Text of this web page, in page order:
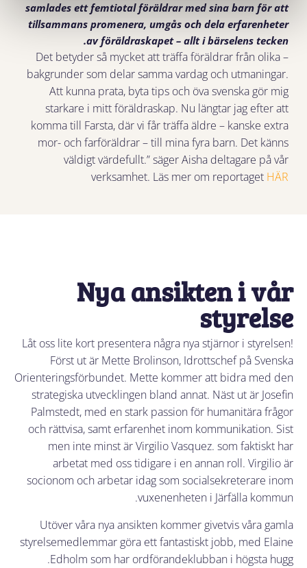
samlades ett femtiotal föräldrar med sina barn för att
tillsammans promenera, umgås och dela erfarenheter
av föräldraskapet – allt i bärselens tecken.
– Det betyder så mycket att träffa föräldrar från olika
bakgrunder som delar samma vardag och utmaningar.
Att kunna prata, byta tips och öva svenska gör mig
starkare i mitt föräldraskap. Nu längtar jag efter att
komma till Farsta, där vi får träffa äldre – kanske extra
mor- och farföräldrar – till mina fyra barn. Det känns
väldigt värdefullt.” säger Aisha deltagare på vår
verksamhet. Läs mer om reportaget HÄR
Nya ansikten i vår
styrelse
Låt oss lite kort presentera några nya stjärnor i styrelsen!
Först ut är Mette Brolinson, Idrottschef på Svenska
Orienteringsförbundet. Mette kommer att bidra med den
strategiska utvecklingen bland annat. Näst ut är Josefin
Palmstedt, med en stark passion för humanitära frågor
och rättvisa, samt erfarenhet inom kommunikation. Sist
men inte minst är Virgilio Vasquez. som faktiskt har
arbetat med oss tidigare i en annan roll. Virgilio är
socionom och arbetar idag som socialsekreterare inom
vuxenenheten i Järfälla kommun.
Utöver våra nya ansikten kommer givetvis våra gamla
styrelsemedlemmar göra ett fantastiskt jobb, med Elaine
Edholm som har ordförandeklubban i högsta hugg.